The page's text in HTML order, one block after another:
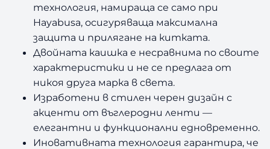
технология, намираща се само при
Hayabusa, осигуряваща максимална
защита и прилягане на китката.
Двойната каишка е несравнима по своите
характеристики и не се предлага от
никоя друга марка в света.
Изработени в стилен черен дизайн с
акценти от въглеродни ленти —
елегантни и функционални едновременно.
Иновативната технология гарантира, че